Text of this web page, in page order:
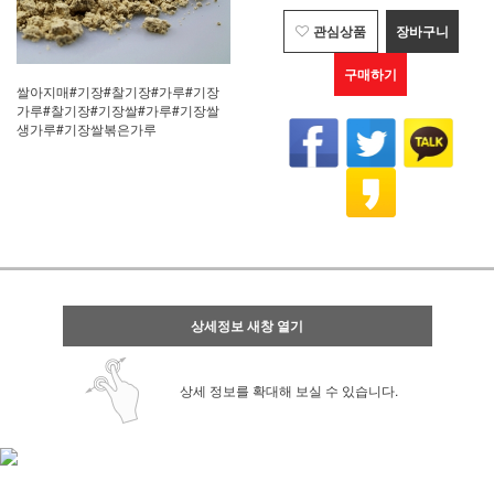
쌀아지매#기장#찰기장#가루#기장
가루#찰기장#기장쌀#가루#기장쌀
생가루#기장쌀볶은가루
관심상품 장바구니
구매하기
상세정보 새창 열기
상세 정보를 확대해 보실 수 있습니다.